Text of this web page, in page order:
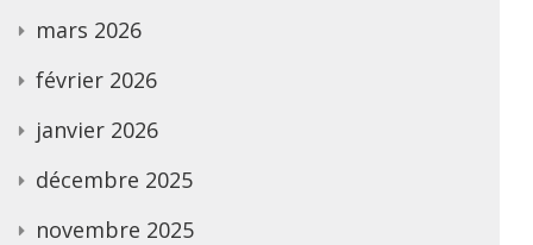
mars 2026
février 2026
janvier 2026
décembre 2025
novembre 2025